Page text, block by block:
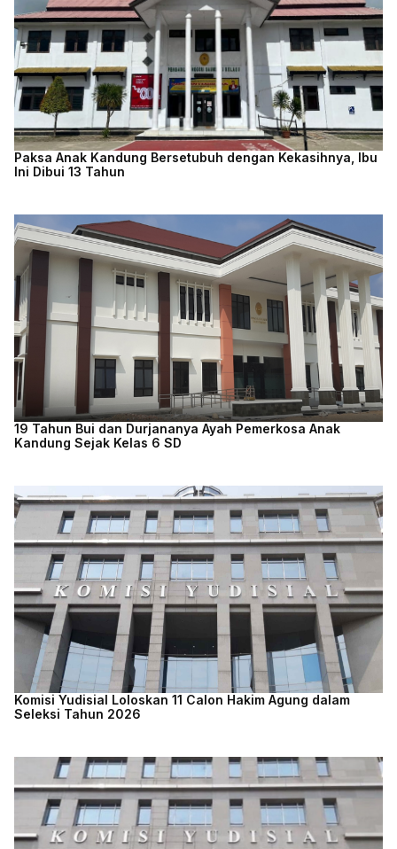
Paksa Anak Kandung Bersetubuh dengan Kekasihnya, Ibu
Ini Dibui 13 Tahun
19 Tahun Bui dan Durjananya Ayah Pemerkosa Anak
Kandung Sejak Kelas 6 SD
Komisi Yudisial Loloskan 11 Calon Hakim Agung dalam
Seleksi Tahun 2026